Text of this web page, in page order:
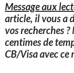
Message aux
article, il vous a
vos recherches
centimes de
CB/Visa avec ce